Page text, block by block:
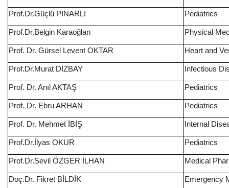
Prof.Dr.Güçlü PINARLI Pediatrics
Prof.Dr.Belgin Karaoğlan Physical
Prof. Dr. Gürsel Levent OKTAR Heart and
Prof.Dr.Murat DİZBAY Infectious
Prof. Dr. Anıl AKTAŞ Pediatrics
Prof. Dr. Ebru ARHAN Pediatrics
Prof. Dr. Mehmet İBİŞ Internal
Prof.Dr.İlyas OKUR Pediatrics
Prof.Dr.Sevil ÖZGER İLHAN Medical
Doç.Dr. Fikret BİLDİK Emergency